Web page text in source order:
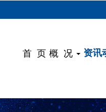
首 页 概 况 资讯